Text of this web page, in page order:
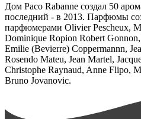
Дом Paco Rabanne создал 50
последний - в 2013. Парфюмы
парфюмерами Olivier Pescheux,
Dominique Ropion Robert
Emilie (Bevierre) Coppermannn,
Rosendo Mateu, Jean Martel,
Christophe Raynaud, Anne Flipo,
Bruno Jovanovic.